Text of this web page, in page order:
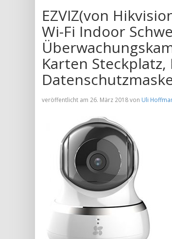
EZVIZ(von
Wi-Fi Indoor
Karten
veröffentlicht am 26. März 2018 von Uli